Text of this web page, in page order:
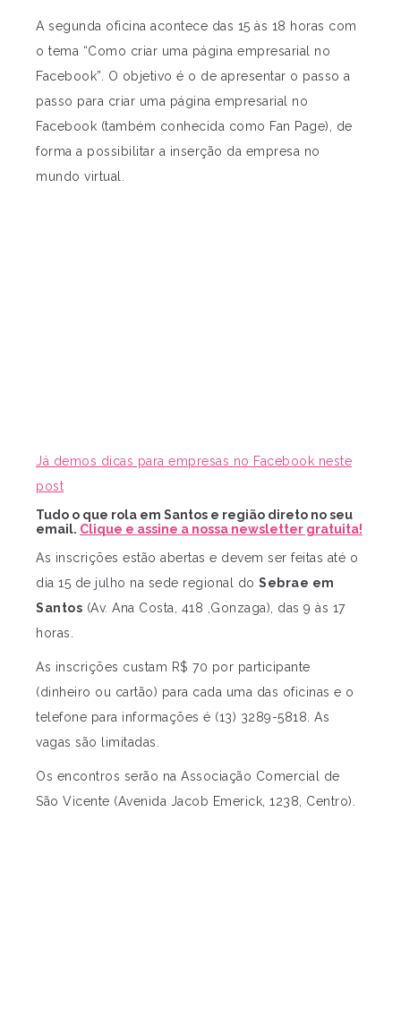
A segunda oficina acontece das 15 às 18 horas com
o tema “Como criar uma página empresarial no
Facebook”. O objetivo é o de apresentar o passo a
passo para criar uma página empresarial no
Facebook (também conhecida como Fan Page), de
forma a possibilitar a inserção da empresa no
mundo virtual.
Já demos dicas para empresas no Facebook neste
post
Tudo o que rola em Santos e região direto no seu
email. Clique e assine a nossa newsletter gratuita!
As inscrições estão abertas e devem ser feitas até o
dia 15 de julho na sede regional do Sebrae em
Santos (Av. Ana Costa, 418 ,Gonzaga), das 9 às 17
horas.
As inscrições custam R$ 70 por participante
(dinheiro ou cartão) para cada uma das oficinas e o
telefone para informações é (13) 3289-5818. As
vagas são limitadas.
Os encontros serão na Associação Comercial de
São Vicente (Avenida Jacob Emerick, 1238, Centro).